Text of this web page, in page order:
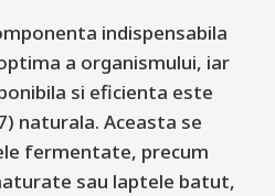
indispensabila
a organismului, iar
si eficienta este
naturala. Aceasta se
fermentate, precum
sau laptele batut,